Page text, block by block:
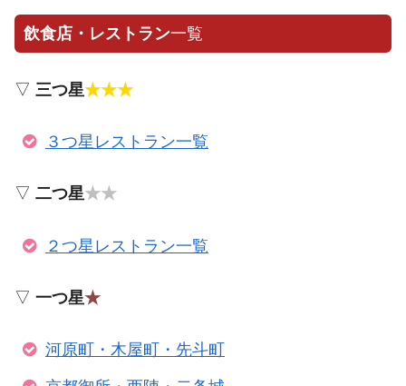
飲食店・レストラン一覧
▽ 三つ星★★★
３つ星レストラン一覧
▽ 二つ星★★
２つ星レストラン一覧
▽ 一つ星★
河原町・木屋町・先斗町